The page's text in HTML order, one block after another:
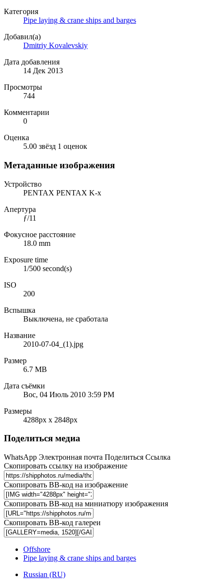
Категория
Pipe laying & crane ships and barges
Добавил(а)
Dmitriy Kovalevskiy
Дата добавления
14 Дек 2013
Просмотры
744
Комментарии
0
Оценка
5.00 звёзд 1 оценок
Метаданные изображения
Устройство
PENTAX PENTAX K-x
Апертура
ƒ/11
Фокусное расстояние
18.0 mm
Exposure time
1/500 second(s)
ISO
200
Вспышка
Выключена, не сработала
Название
2010-07-04_(1).jpg
Размер
6.7 MB
Дата съёмки
Вос, 04 Июль 2010 3:59 PM
Размеры
4288px x 2848px
Поделиться медиа
WhatsApp Электронная почта Поделиться Ссылка
Скопировать ссылку на изображение
Скопировать BB-код на изображение
Скопировать BB-код на миниатюру изображения
Скопировать BB-код галереи
Offshore
Pipe laying & crane ships and barges
Russian (RU)